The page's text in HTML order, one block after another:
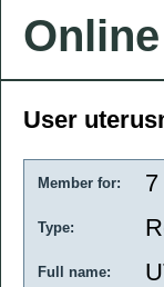
User
Member for:
Type:
Full name: